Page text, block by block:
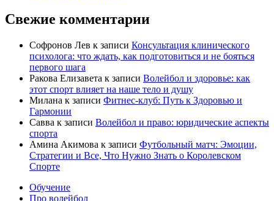
Свежие комментарии
Софронов Лев к записи Консультация клинического
психолога: что ждать, как подготовиться и не бояться
первого шага
Ракова Елизавета к записи Волейбол и здоровье: как
этот спорт влияет на наше тело и душу
Милана к записи Фитнес-клуб: Путь к Здоровью и
Гармонии
Савва к записи Волейбол и право: юридические аспекты
спорта
Амина Акимова к записи Футбольный матч: Эмоции,
Стратегии и Все, Что Нужно Знать о Королевском
Спорте
Обучение
Про волейбол